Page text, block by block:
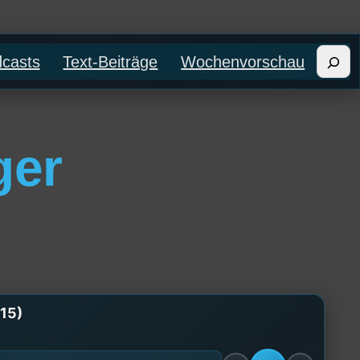
Text-Beiträge Wochenvorschau